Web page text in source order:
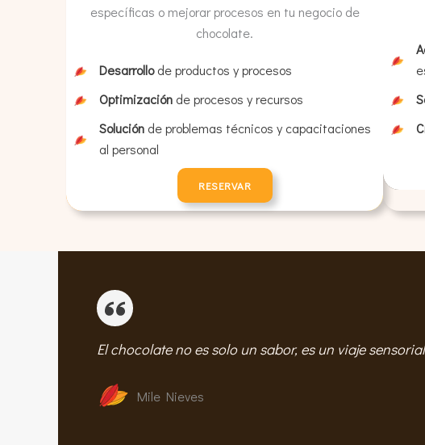
específicas o mejorar procesos en tu negocio de
chocolate.
Desarrollode productos y procesos
Optimización de procesos y recursos
Solución de problemas técnicos y capacitaciones
al personal
RESERVAR
El chocolate no es solo un sabor, es un viaje
Mile Nieves